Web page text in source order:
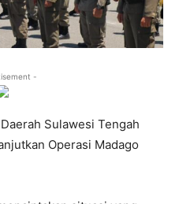
-
Sulawesi Tengah
Operasi Madago